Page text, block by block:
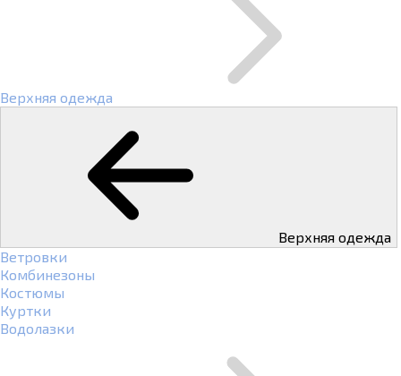
Верхняя одежда
Верхняя одежда
Ветровки
Комбинезоны
Костюмы
Куртки
Водолазки